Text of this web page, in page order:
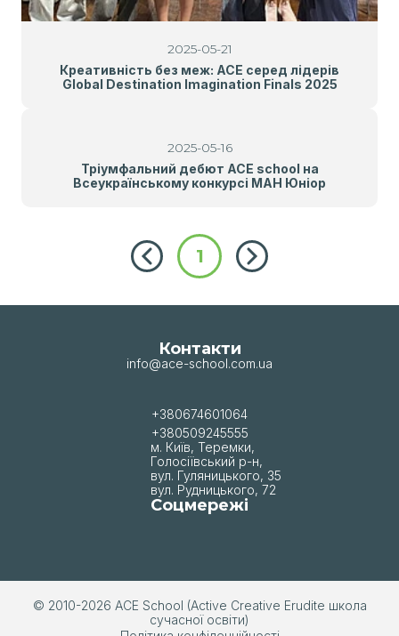
2025-05-21
Креативність без меж: ACE серед лідерів
Global Destination Imagination Finals 2025
2025-05-16
Тріумфальний дебют ACE school на
Всеукраїнському конкурсі МАН Юніор
1
Контакти
info@ace-school.com.ua
+380674601064
+380509245555
м. Київ, Теремки,
Голосіївський р-н,
вул. Гуляницького, 35
вул. Рудницького, 72
Соцмережі
© 2010-2026 АСЕ School (Active Creative Erudite школа
сучасної освіти)